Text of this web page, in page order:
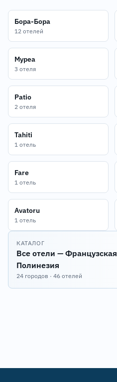
Бора-Бора
12 отелей
Муреа
3 отеля
Patio
2 отеля
Tahiti
1 отель
Fare
1 отель
Avatoru
1 отель
КАТАЛОГ
Все отели — Французская
Полинезия
24 городов · 46 отелей